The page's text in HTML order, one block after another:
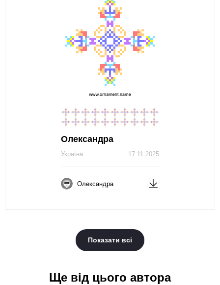
Олександра
17.11.2025
Україна
Олександра
Показати всі
Ще від цього автора